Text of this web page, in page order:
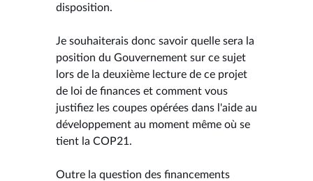
disposition.
Je souhaiterais donc savoir quelle sera la
position du Gouvernement sur ce sujet
lors de la deuxième lecture de ce projet
de loi de finances et comment vous
justifiez les coupes opérées dans l'aide au
développement au moment même où se
tient la COP21.
Outre la question des financements